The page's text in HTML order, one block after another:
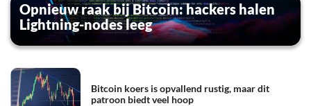
Opnieuw raak bij Bitcoin: hackers halen
Lightning-nodes leeg
Bitcoin koers is opvallend rustig, maar dit
patroon biedt veel hoop